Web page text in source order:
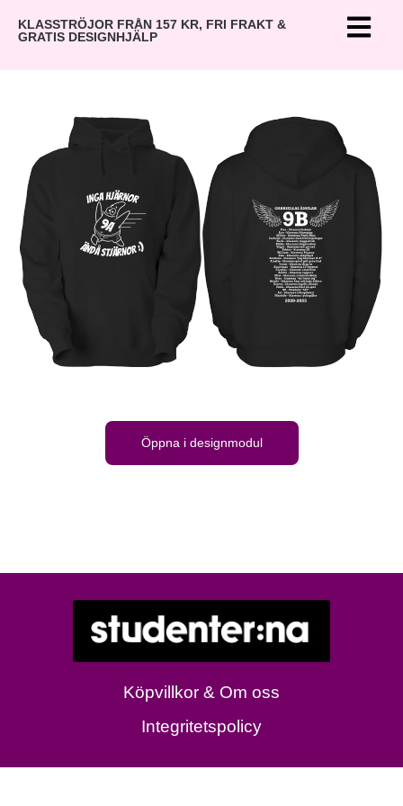
KLASSTRÖJOR FRÅN 157 KR, FRI FRAKT &
GRATIS DESIGNHJÄLP
Öppna i designmodul
Köpvillkor & Om oss
Integritetspolicy